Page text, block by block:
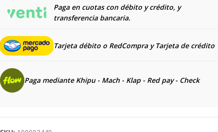
Paga en cuotas con débito y crédito, y
transferencia bancaria.
Tarjeta débito o RedCompra y Tarjeta de crédito
Paga mediante Khipu - Mach - Klap - Red pay - Check